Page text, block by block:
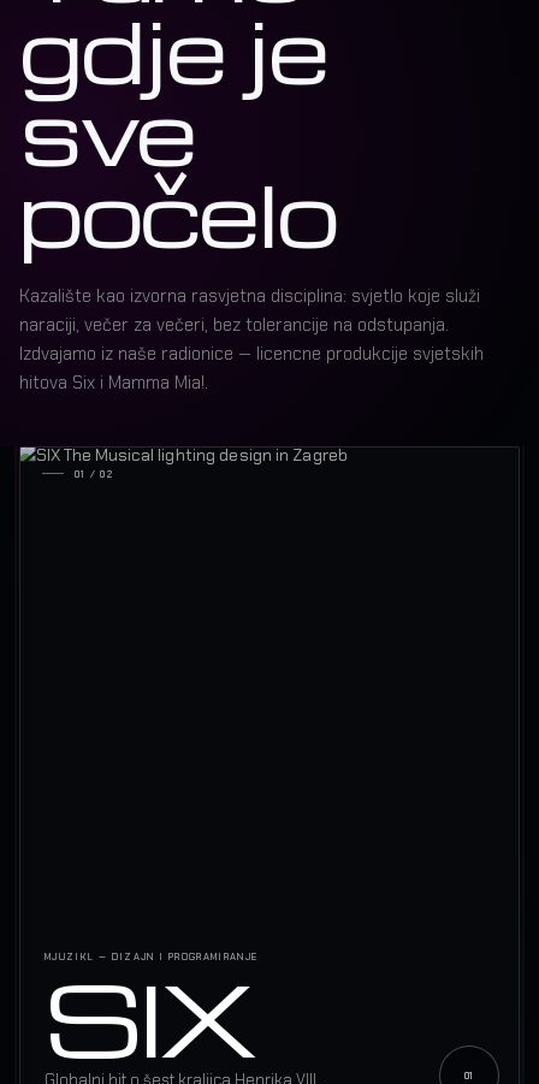
gdje je
sve
počelo
Kazalište kao izvorna rasvjetna disciplina: svjetlo koje služi
naraciji, večer za večeri, bez tolerancije na odstupanja.
Izdvajamo iz naše radionice — licencne produkcije svjetskih
hitova Six i Mamma Mia!.
01 / 02
MJUZIKL — DIZAJN I PROGRAMIRANJE
SIX
Globalni hit o šest kraljica Henrika VIII.